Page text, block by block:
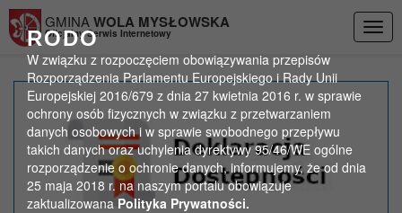
RODO
W związku z rozpoczęciem obowiązywania przepisów
Rozporządzenia Parlamentu Europejskiego i Rady Unii
Europejskiej 2016/679 z dnia 27 kwietnia 2016 r. w sprawie
ochrony osób fizycznych w związku z przetwarzaniem
danych osobowych i w sprawie swobodnego przepływu
takich danych oraz uchylenia dyrektywy 95/46/WE ogólne
rozporządzenie o ochronie danych, informujemy, że od dnia
25 maja 2018 r. na naszym portalu obowiązuje
zaktualizowanaPolityka Prywatności.
GMINA WOLA MYSŁOWSKA
Oficjalny Serwis Internetowy
Rozlicz się z Urzędem
Skarbowy w Urzędzie
Gminy